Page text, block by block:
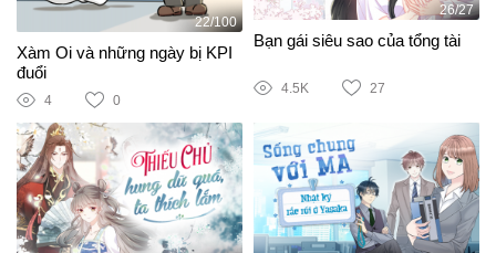
22/100
Xàm Oi và những ngày bị KPI
đuổi
4 0
26/27
Bạn gái siêu sao của tổng tài
4.5K 27